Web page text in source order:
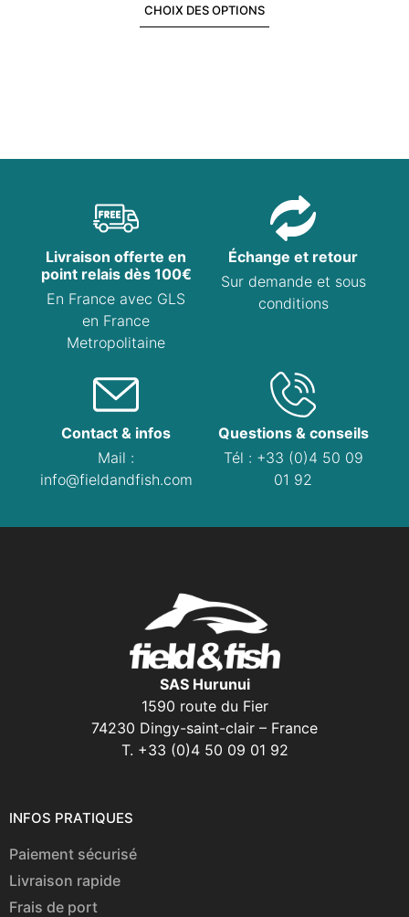
CHOIX DES OPTIONS
Livraison offerte en
point relais dès 100€
En France avec GLS
en France
Metropolitaine
Échange et retour
Sur demande et sous
conditions
Contact & infos
Mail :
info@fieldandfish.com
Questions & conseils
Tél : +33 (0)4 50 09
01 92
SAS Hurunui
1590 route du Fier
74230 Dingy-saint-clair – France
T. +33 (0)4 50 09 01 92
INFOS PRATIQUES
Paiement sécurisé
Livraison rapide
Frais de port